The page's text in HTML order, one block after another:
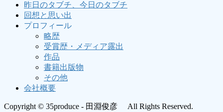
昨日のタブチ、今日のタブチ
回想と思い出
プロフィール
略歴
受賞歴・メディア露出
作品
書籍出版物
その他
会社概要
Copyright © 35produce - 田淵俊彦 All Rights Reserved.